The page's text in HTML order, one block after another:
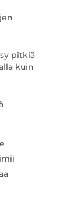
pitkiä
kuin